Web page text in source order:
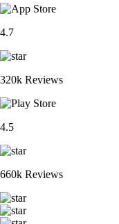
4.7
320k Reviews
4.5
660k Reviews